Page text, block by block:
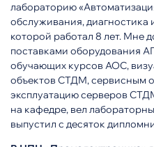
лабораторию
обслуживания, диагностика
которой работал 8 лет. Мне
поставками оборудования
обучающих курсов АОС,
объектов СТДМ, сервисным
эксплуатацию серверов
на кафедре, вел
выпустил с десяток